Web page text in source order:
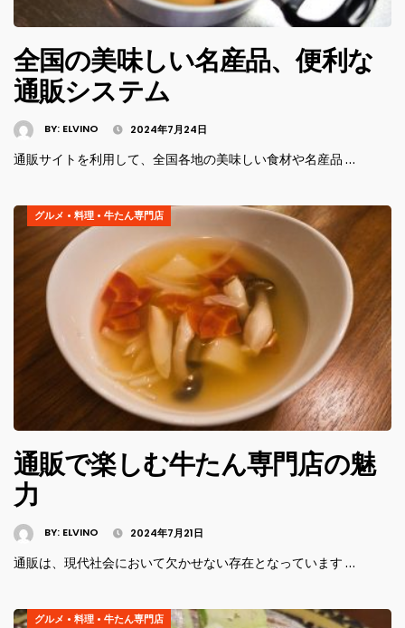
全国の美味しい名産品、便利な
通販システム
BY: ELVINO 2024年7月24日
通販サイトを利用して、全国各地の美味しい食材や名産品 …
グルメ • 料理 • 牛たん専門店
通販で楽しむ牛たん専門店の魅
力
BY: ELVINO 2024年7月21日
通販は、現代社会において欠かせない存在となっています …
グルメ • 料理 • 牛たん専門店